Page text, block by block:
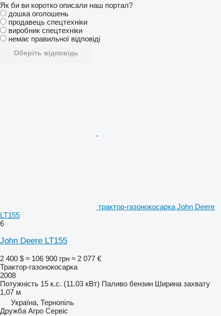
Як би ви коротко описали наш портал?
дошка оголошень
продавець спецтехніки
виробник спецтехніки
немає правильної відповіді
Оберіть відповідь
трактор-газонокосарка John Deere
LT155
6
John Deere LT155
2 400 $ ≈ 106 900 грн ≈ 2 077 €
Трактор-газонокосарка
2008
Потужність 15 к.с. (11.03 кВт) Паливо бензин Ширина захвату
1,07 м
Україна, Тернопіль
Дружба Агро Сервіс